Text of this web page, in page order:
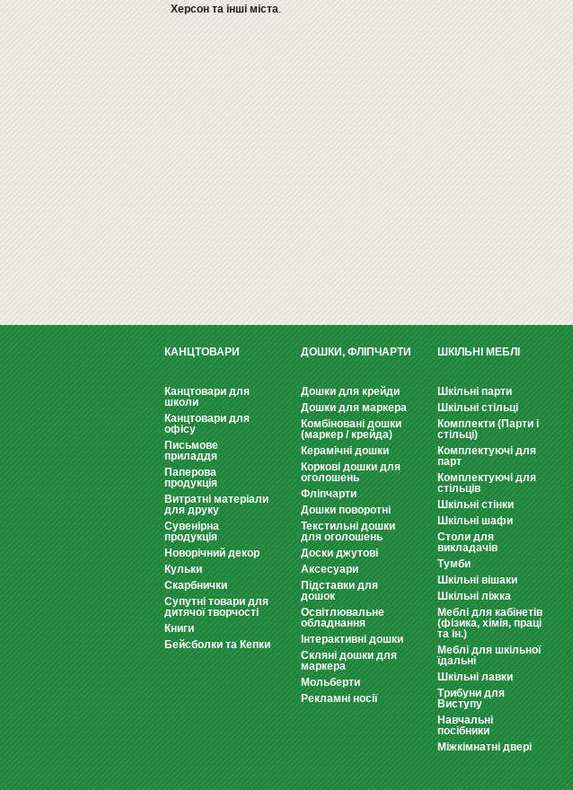
Херсон та інші міста.
КАНЦТОВАРИ
Канцтовари для
школи
Канцтовари для
офісу
Письмове
приладдя
Паперова
продукція
Витратні матеріали
для друку
Сувенірна
продукція
Новорічний декор
Кульки
Скарбнички
Супутні товари для
дитячої творчості
Книги
Бейсболки та Кепки
ДОШКИ, ФЛІПЧАРТИ
Дошки для крейди
Дошки для маркера
Комбіновані дошки
(маркер / крейда)
Керамічні дошки
Коркові дошки для
оголошень
Фліпчарти
Дошки поворотні
Текстильні дошки
для оголошень
Доски джутові
Аксесуари
Підставки для
дошок
Освітлювальне
обладнання
Інтерактивні дошки
Скляні дошки для
маркера
Мольберти
Рекламні носії
ШКІЛЬНІ МЕБЛІ
Шкільні парти
Шкільні стільці
Комплекти (Парти і
стільці)
Комплектуючі для
парт
Комплектуючі для
стільців
Шкільні стінки
Шкільні шафи
Столи для
викладачів
Тумби
Шкільні вішаки
Шкільні ліжка
Меблі для кабінетів
(фізика, хімія, праці
та ін.)
Меблі для шкільної
їдальні
Шкільні лавки
Трибуни для
Виступу
Навчальні
посібники
Міжкімнатні двері